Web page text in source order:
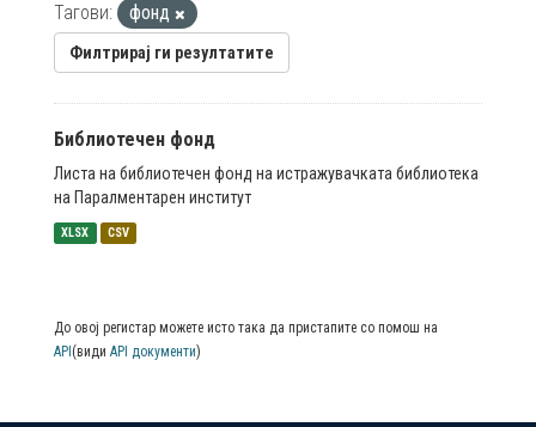
Тагови:
фонд
Филтрирај ги резултатите
Библиотечен фонд
Листа на библиотечен фонд на истражувачката библиотека
на Паралментарен институт
XLSX CSV
До овој регистар можете исто така да пристапите со помош на
API (види API документи)